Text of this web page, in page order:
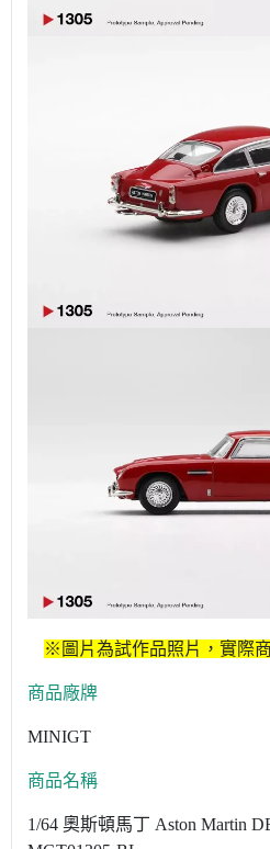
※圖片為試作品照片，實際
商品廠牌
MINIGT
商品名稱
1/64 奧斯頓馬丁 Aston Martin